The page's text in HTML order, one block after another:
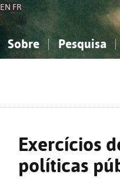
EN FR
Sobre Pesquisa
Exercícios
políticas